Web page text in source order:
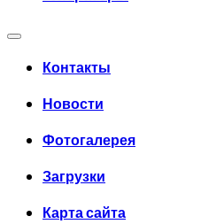
Контакты
Новости
Фотогалерея
Загрузки
Карта сайта